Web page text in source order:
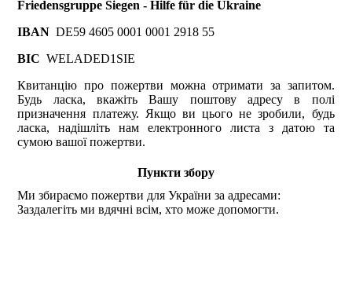
Friedensgruppe Siegen - Hilfe für die Ukraine
IBANDE59 4605 0001 0001 2918 55
BICWELADED1SIE
Квитанцію про пожертви можна отримати за запитом.
Будь ласка, вкажіть Вашу поштову адресу в полі
призначення платежу. Якщо ви цього не зробили, будь
ласка, надішліть нам електронного листа з датою та
сумою вашої пожертви.
Пункти збору
Ми збираємо пожертви для України за адресами:
Заздалегіть ми вдячні всім, хто може допомогти.